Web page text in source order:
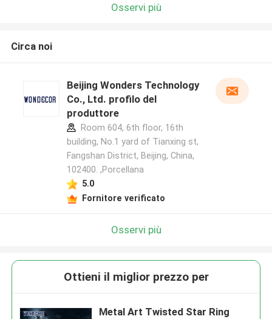
Osservi più
Circa noi
Beijing Wonders Technology
Co., Ltd. profilo del
produttore
Room 604, 6th floor, 16th
building, No.1 yard of Tianxing st,
Fangshan District, Beijing, China,
102400. ,Porcellana
5.0
Fornitore verificato
Osservi più
Ottieni il miglior prezzo per
Metal Art Twisted Star Ring